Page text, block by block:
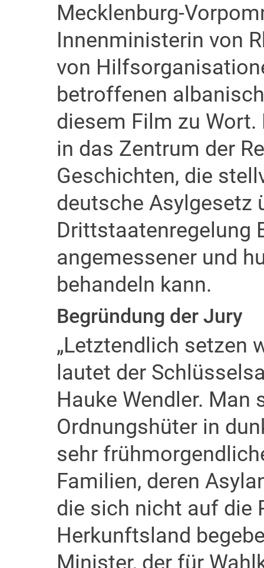
Mecklenburg-
Innenministerin von
von
betroffenen
diesem Film zu
in das Zentrum der
Geschichten, die
deutsche Asylgesetz
Drittstaatenregelung
angemessener und
behandeln kann.
Begründung der Jury
„Letztendlich setzen
lautet der
Hauke Wendler.
Ordnungshüter in
sehr
Familien, deren
die sich nicht auf die
Herkunftsland
Minister, der für